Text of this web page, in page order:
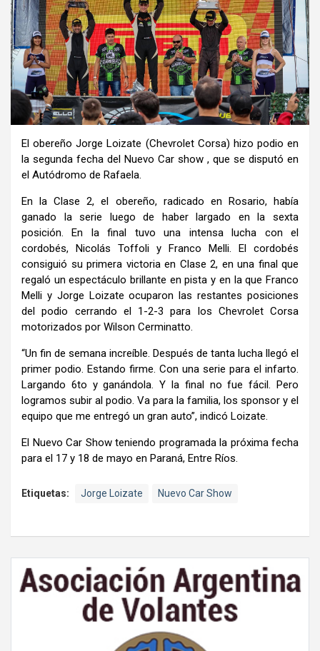
El obereño Jorge Loizate (Chevrolet Corsa) hizo podio en
la segunda fecha del Nuevo Car show , que se disputó en
el Autódromo de Rafaela.
En la Clase 2, el obereño, radicado en Rosario, había
ganado la serie luego de haber largado en la sexta
posición. En la final tuvo una intensa lucha con el
cordobés, Nicolás Toffoli y Franco Melli. El cordobés
consiguió su primera victoria en Clase 2, en una final que
regaló un espectáculo brillante en pista y en la que Franco
Melli y Jorge Loizate ocuparon las restantes posiciones
del podio cerrando el 1-2-3 para los Chevrolet Corsa
motorizados por Wilson Cerminatto.
“Un fin de semana increíble. Después de tanta lucha llegó el
primer podio. Estando firme. Con una serie para el infarto.
Largando 6to y ganándola. Y la final no fue fácil. Pero
logramos subir al podio. Va para la familia, los sponsor y el
equipo que me entregó un gran auto”, indicó Loizate.
El Nuevo Car Show teniendo programada la próxima fecha
para el 17 y 18 de mayo en Paraná, Entre Ríos.
Etiquetas: Jorge Loizate Nuevo Car Show